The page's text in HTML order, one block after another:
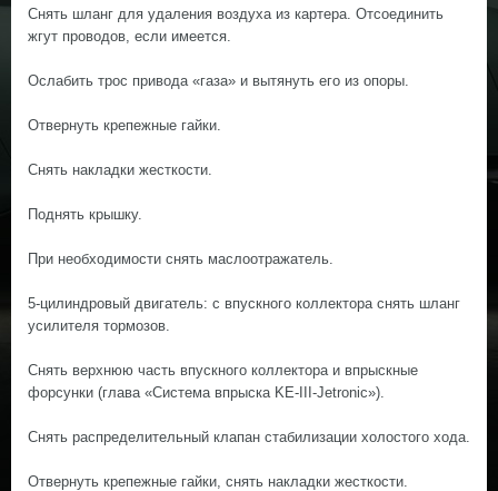
Снять шланг для удаления воздуха из картера. Отсоединить
жгут проводов, если имеется.
Ослабить трос привода «газа» и вытянуть его из опоры.
Отвернуть крепежные гайки.
Снять накладки жесткости.
Поднять крышку.
При необходимости снять маслоотражатель.
5-цилиндровый двигатель: с впускного коллектора снять шланг
усилителя тормозов.
Снять верхнюю часть впускного коллектора и впрыскные
форсунки (глава «Система впрыска KE-III-Jetronic»).
Снять распределительный клапан стабилизации холостого хода.
Отвернуть крепежные гайки, снять накладки жесткости.